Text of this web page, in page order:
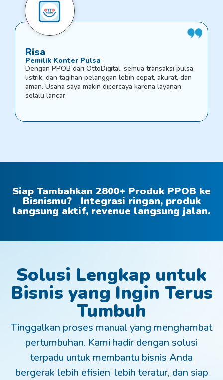
Risa
Pemilik Konter Pulsa
Dengan PPOB dari OttoDigital, semua transaksi pulsa,
listrik, dan tagihan pelanggan lebih cepat, akurat, dan
aman. Usaha saya makin dipercaya karena layanan
selalu lancar.
Siap Tambahkan 2800+ Produk PPOB ke
Bisnismu? Integrasi ringan, produk
langsung aktif, revenue langsung jalan.
Solusi Lengkap untuk
Bisnis yang Ingin Terus
Tumbuh
Tinggalkan proses manual yang menghambat
pertumbuhan. Kami hadir dengan solusi
terpadu untuk membantu bisnis Anda
bergerak lebih efisien, lebih teratur, dan siap